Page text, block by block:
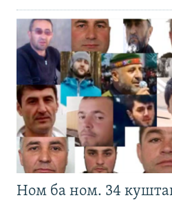
Ном ба ном. 34